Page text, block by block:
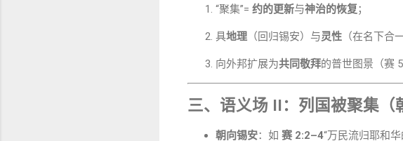
“聚集”= 约的更新与神治的恢复；
具地理 （回归锡安）与灵性 （在名下合
向外邦扩展为共同敬拜的普世图景（赛
三、语义场 II： 列国被聚集（
朝向锡安：如 赛 2:2–4“万民流归耶和